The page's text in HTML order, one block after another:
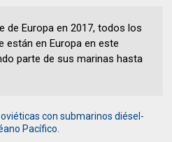
de Europa en 2017, todos los
están en Europa en este
parte de sus marinas hasta
con submarinos diésel-
Pacífico.